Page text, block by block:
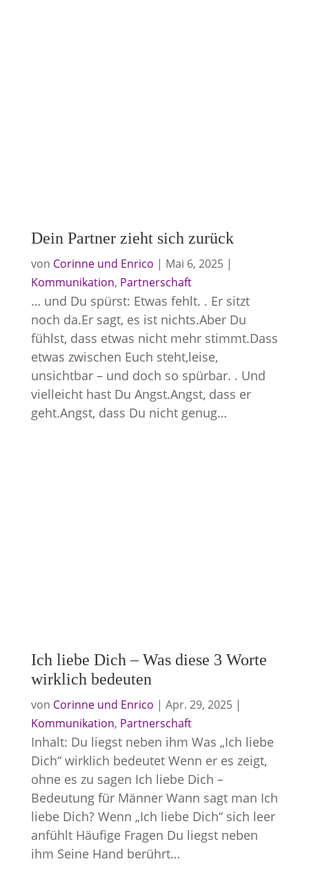
Dein Partner zieht sich zurück
von Corinne und Enrico | Mai 6, 2025|
Kommunikation, Partnerschaft
… und Du spürst: Etwas fehlt. . Er sitzt
noch da.Er sagt, es ist nichts.Aber Du
fühlst, dass etwas nicht mehr stimmt.Dass
etwas zwischen Euch steht,leise,
unsichtbar – und doch so spürbar. . Und
vielleicht hast Du Angst.Angst, dass er
geht.Angst, dass Du nicht genug…
Ich liebe Dich – Was diese 3 Worte
wirklich bedeuten
von Corinne und Enrico | Apr. 29, 2025|
Kommunikation, Partnerschaft
Inhalt: Du liegst neben ihm Was „Ich liebe
Dich“ wirklich bedeutet Wenn er es zeigt,
ohne es zu sagen Ich liebe Dich –
Bedeutung für Männer Wann sagt man Ich
liebe Dich? Wenn „Ich liebe Dich“ sich leer
anfühlt Häufige Fragen Du liegst neben
ihm Seine Hand berührt…